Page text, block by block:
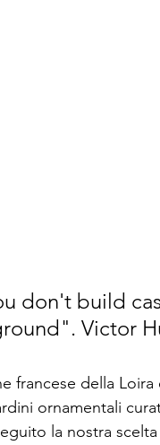
don't build
Victor
francese della
ornamentali
la nostra